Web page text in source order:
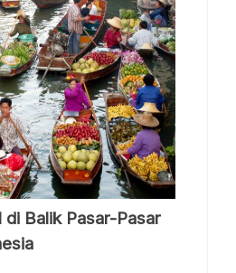
di Balik Pasar-Pasar